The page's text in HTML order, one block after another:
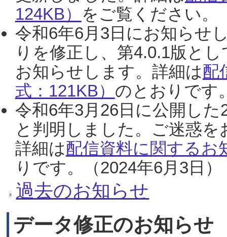
124KB） をご覧ください。
令和6年6月3日にお知らせ
りを修正し、第4.0.1版と
お知らせします。詳細は配
式：121KB） のとおりです
令和6年3月26日に公開し
と判明しました。ご迷惑
詳細は配信資料に関するお
りです。（2024年6月3日）
過去のお知らせ
データ修正のお知らせ